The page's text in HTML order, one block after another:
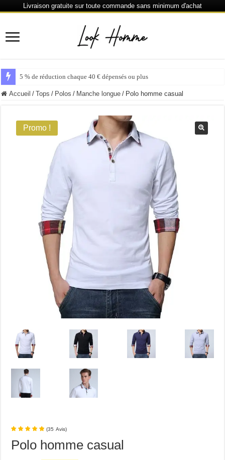
Livraison gratuite sur toute commande sans minimum d'achat
5 % de réduction chaque 40 € dépensés ou plus
Accueil / Tops / Polos / Manche longue / Polo homme casual
Promo !
(35 Avis)
Polo homme casual